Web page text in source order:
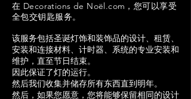
在 Decorations de Noël.com，您可以享受
全包交钥匙服务。
该服务包括圣诞灯饰和装饰品的设计、租赁、
安装和连接材料、计时器、系统的专业安装和
维护，直至节日结束。
因此保证了灯的运行。
然后我们收集并储存所有东西直到明年。
然后，如果您愿意，您将能够保留相同的设计